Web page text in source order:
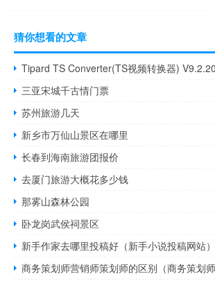
猜你想看的文章
三亚宋城千古情门票
苏州旅游几天
新乡市万仙山景区在哪里
长春到海南旅游团报价
去厦门旅游大概花多少钱
那雾山森林公园
卧龙岗武侯祠景区
新手作家去哪里投稿好（新手小说投稿网站）
商务策划师营销师策划师的区别（商务策划师